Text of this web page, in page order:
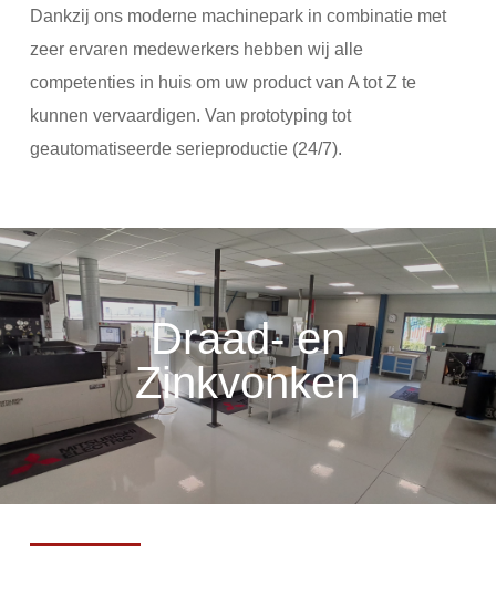
Dankzij ons moderne machinepark in combinatie met
zeer ervaren medewerkers hebben wij alle
competenties in huis om uw product van A tot Z te
kunnen vervaardigen. Van prototyping tot
geautomatiseerde serieproductie (24/7).
Draad- en
Zinkvonken